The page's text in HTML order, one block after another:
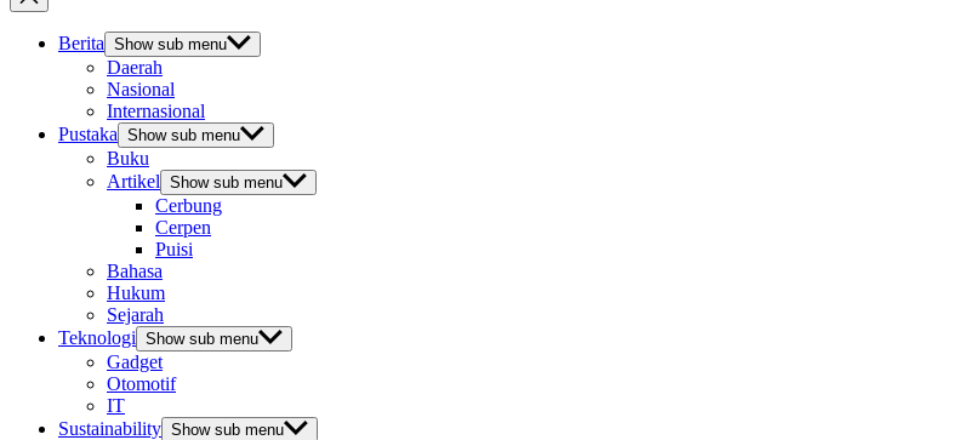
Berita Show sub menu
Daerah
Nasional
Internasional
Pustaka Show sub menu
Buku
Artikel Show sub menu
Cerbung
Cerpen
Puisi
Bahasa
Hukum
Sejarah
Teknologi Show sub menu
Gadget
Otomotif
IT
Sustainability Show sub menu